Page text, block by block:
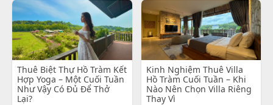
Thuê Biệt Thự Hồ Tràm Kết
Hợp Yoga – Một Cuối Tuần
Như Vậy Có Đủ Để Thở
Lại?
Kinh Nghiệm Thuê Villa
Hồ Tràm Cuối Tuần – Khi
Nào Nên Chọn Villa Riêng
Thay Vì